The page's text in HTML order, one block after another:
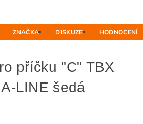
ZNAČKA DISKUZE HODNOCENÍ
příčku "C" TBX
LINE šedá